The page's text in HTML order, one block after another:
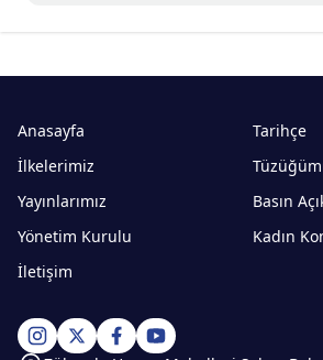
Anasayfa
Tarihçe
İlkelerimiz
Yayınlarımız
Basın
Yönetim Kurulu
Kadın
İletişim